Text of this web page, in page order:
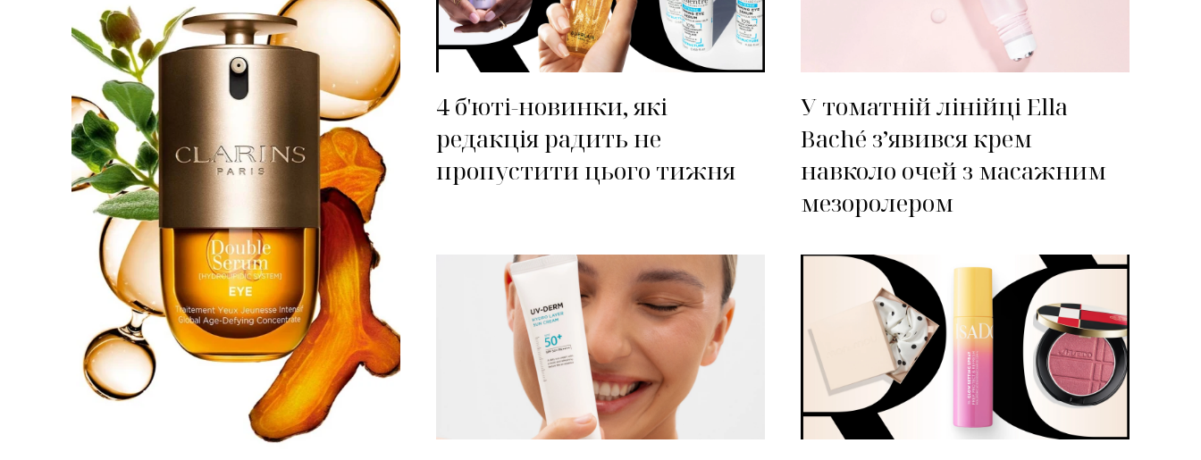
4 б'юті-новинки, які
редакція радить не
пропустити цього тижня
У томатній лінійці Ella
Baché з’явився крем
навколо очей з масажним
мезоролером